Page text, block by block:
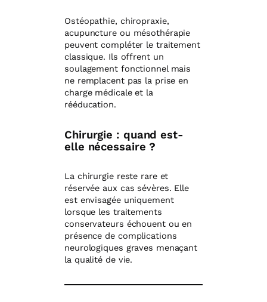
Ostéopathie, chiropraxie,
acupuncture ou mésothérapie
peuvent compléter le traitement
classique. Ils offrent un
soulagement fonctionnel mais
ne remplacent pas la prise en
charge médicale et la
rééducation.
Chirurgie : quand est-
elle nécessaire ?
La chirurgie reste rare et
réservée aux cas sévères. Elle
est envisagée uniquement
lorsque les traitements
conservateurs échouent ou en
présence de complications
neurologiques graves menaçant
la qualité de vie.